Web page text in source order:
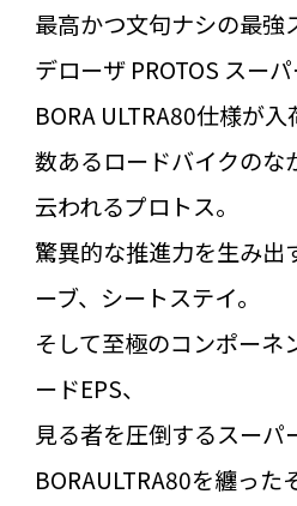
最高かつ文句ナシの最強
デローザ PROTOS スー
BORA ULTRA80仕様が入
数あるロードバイクのな
云われるプロトス。
驚異的な推進力を生み出
ーブ、シートステイ。
そして至極のコンポーネ
ードEPS、
見る者を圧倒するスーパ
BORAULTRA80を纏った